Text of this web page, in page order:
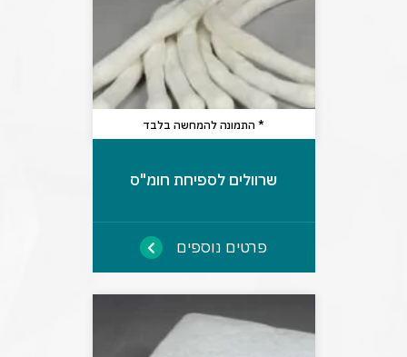
* התמונה להמחשה בלבד
שרוולים לספיחת חומ"ס
פרטים נוספים